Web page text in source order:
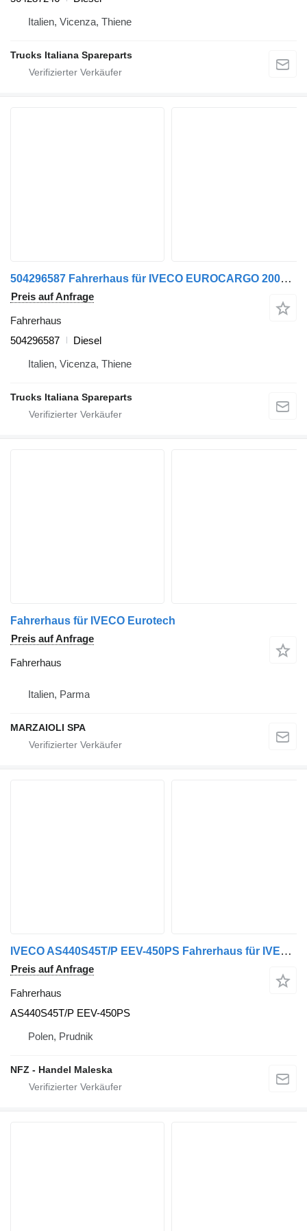
Italien, Vicenza, Thiene
Trucks Italiana Spareparts
504296587 Fahrerhaus für IVECO EUROCARGO 2005>2008 LKW
Preis auf Anfrage
Fahrerhaus
504296587
Diesel
Italien, Vicenza, Thiene
Trucks Italiana Spareparts
Fahrerhaus für IVECO Eurotech
Preis auf Anfrage
Fahrerhaus
Italien, Parma
MARZAIOLI SPA
IVECO AS440S45T/P EEV-450PS Fahrerhaus für IVECO AS-L 4406 LKW
Preis auf Anfrage
Fahrerhaus
AS440S45T/P EEV-450PS
Polen, Prudnik
NFZ - Handel Maleska